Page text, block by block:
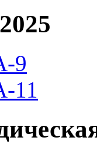
9
11